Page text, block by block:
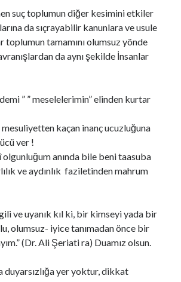
suç toplumun diğer kesimini etkiler
da sıçrayabilir kanunlara ve usule
toplumun tamamını olumsuz yönde
da aynı şekilde İnsanlar
” ” meselelerimin” elinden kurtar
mesuliyetten kaçan inanç ucuzluğuna
ver !
anında bile beni taasuba
ve aydınlık faziletinden mahrum
ve uyanık kıl ki, bir kimseyi yada bir
olumsuz- iyice tanımadan önce bir
(Dr. Ali Şeriati ra) Duamız olsun.
duyarsızlığa yer yoktur, dikkat